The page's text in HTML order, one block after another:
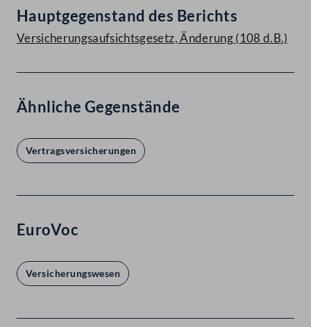
Hauptgegenstand des Berichts
Versicherungsaufsichtsgesetz, Änderung (108 d.B.)
Ähnliche Gegenstände
Vertragsversicherungen
EuroVoc
Versicherungswesen